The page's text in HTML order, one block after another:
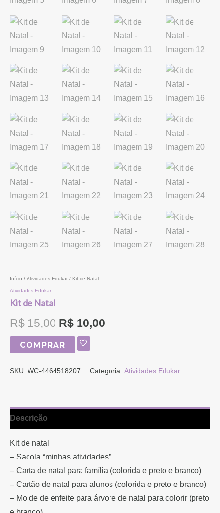
Início / Atividades Edukar / Kit de Natal
Atividades Edukar
Kit de Natal
R$15,00 R$ 10,00
COMPRAR
SKU: WC-4464518207 Categoria: Atividades Edukar
Descrição
Kit de natal
– Sacola “minhas atividades”
– Carta de natal para família (colorida e preto e branco)
– Cartão de natal para alunos (colorida e preto e branco)
– Molde de enfeite para árvore de natal para colorir (preto